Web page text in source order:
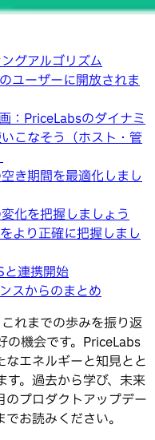
グアルゴリズム
ユーザーに開放されま
：PriceLabsのダイナミ
こなそう（ホスト・管
き期間を最適化しまし
化を把握しましょう
より正確に把握しまし
連携開始
スからのまとめ
れまでの歩みを振り返
の機会です。PriceLabs
エネルギーと知見とと
す。過去から学び、未来
のプロダクトアップデー
お読みください。